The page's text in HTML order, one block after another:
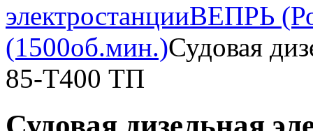
электростанцииВЕПРЬ
(1500об.мин.)Судовая
85-Т400 ТП